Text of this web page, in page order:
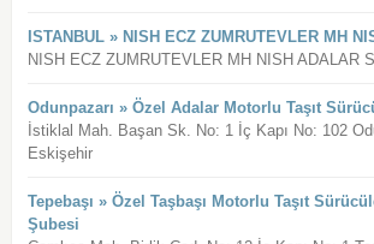
ISTANBUL » NISH ECZ ZUMRUTEVLER MH
NISH ECZ ZUMRUTEVLER MH NISH ADALAR
Odunpazarı » Özel Adalar Motorlu Taşıt
İstiklal Mah. Başan Sk. No: 1 İç Kapı No: 102
Eskişehir
Tepebaşı » Özel Taşbaşı Motorlu Taşıt
Şubesi